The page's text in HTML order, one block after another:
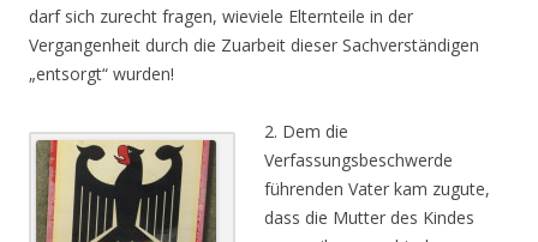
darf sich zurecht fragen, wieviele Elternteile in der
Vergangenheit durch die Zuarbeit dieser Sachverständigen
„entsorgt“ wurden!
2. Dem die
Verfassungsbeschwerde
führenden Vater kam zugute,
dass die Mutter des Kindes